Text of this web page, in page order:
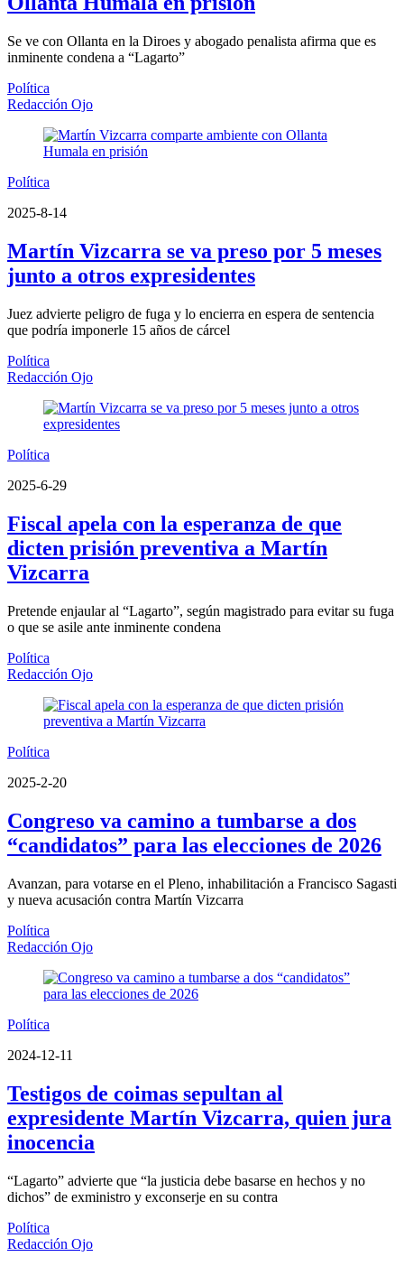
Se ve con Ollanta en la Diroes y abogado penalista afirma que es
inminente condena a “Lagarto”
Política
Redacción Ojo
Política
2025-8-14
Martín Vizcarra se va preso por 5 meses
junto a otros expresidentes
Juez advierte peligro de fuga y lo encierra en espera de sentencia
que podría imponerle 15 años de cárcel
Política
Redacción Ojo
Política
2025-6-29
Fiscal apela con la esperanza de que
dicten prisión preventiva a Martín
Vizcarra
Pretende enjaular al “Lagarto”, según magistrado para evitar su fuga
o que se asile ante inminente condena
Política
Redacción Ojo
Política
2025-2-20
Congreso va camino a tumbarse a dos
“candidatos” para las elecciones de 2026
Avanzan, para votarse en el Pleno, inhabilitación a Francisco Sagasti
y nueva acusación contra Martín Vizcarra
Política
Redacción Ojo
Política
2024-12-11
Testigos de coimas sepultan al
expresidente Martín Vizcarra, quien jura
inocencia
“Lagarto” advierte que “la justicia debe basarse en hechos y no
dichos” de exministro y exconserje en su contra
Política
Redacción Ojo